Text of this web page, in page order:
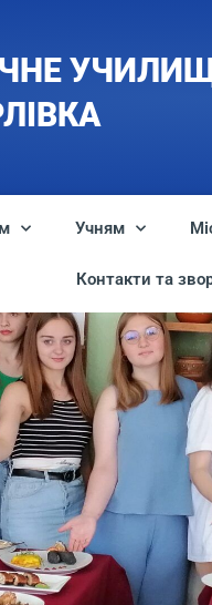
Учням
Контакти та